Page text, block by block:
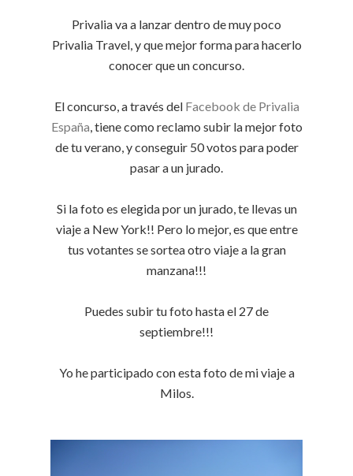
Privalia va a lanzar dentro de muy poco
Privalia Travel, y que mejor forma para hacerlo
conocer que un concurso.
El concurso, a través delFacebook de Privalia
España , tiene como reclamo subir la mejor foto
de tu verano, y conseguir 50 votos para poder
pasar a un jurado.
Si la foto es elegida por un jurado, te llevas un
viaje a New York!! Pero lo mejor, es que entre
tus votantes se sortea otro viaje a la gran
manzana!!!
Puedes subir tu foto hasta el 27 de
septiembre!!!
Yo he participado con esta foto de mi viaje a
Milos.